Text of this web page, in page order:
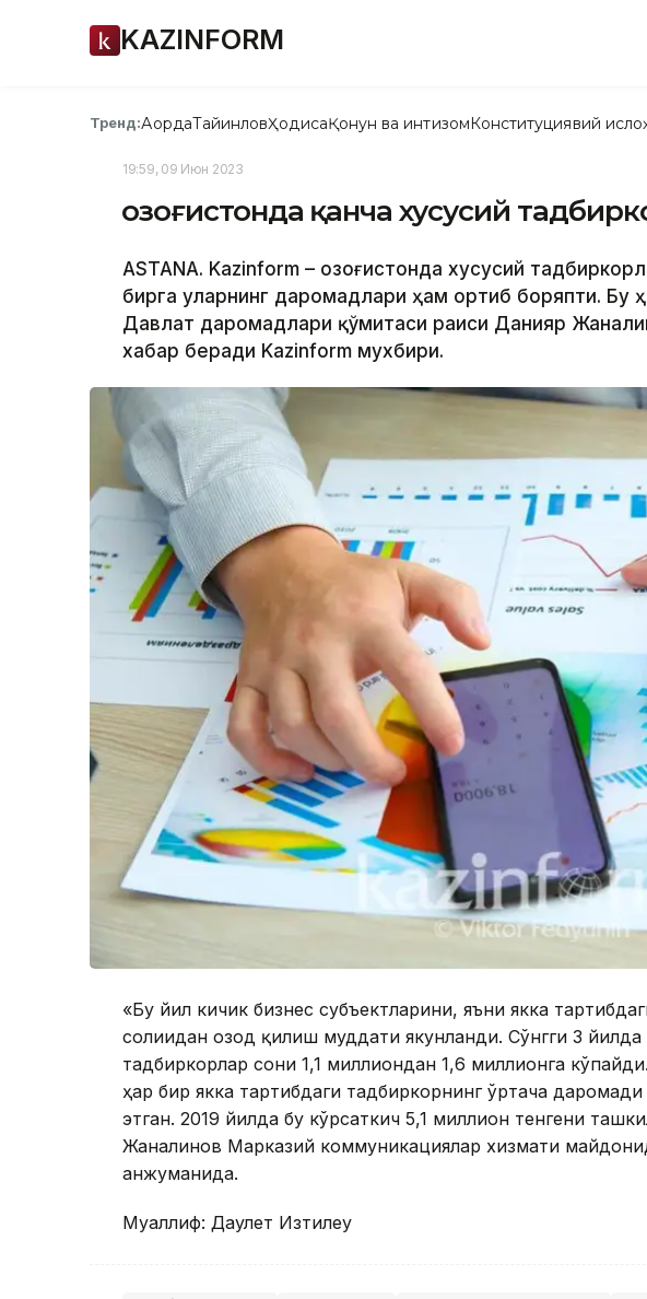
KAZINFORM
Тренд:АқордаТайинловҲодисаҚонун ва интизомКонституциявий
19:59, 09 Июн 2023
Қозоғистонда қанча хусусий
ASTANA. Kazinform – Қозоғистонда хусусий
бирга уларнинг даромадлари ҳам ортиб боряпти. Бу
Давлат даромадлари қўмитаси раиси Данияр
хабар беради Kazinform мухбири.
«Бу йил кичик бизнес субъектларини, яъни якка
солиғидан озод қилиш муддати якунланди. Сўнгги 3
тадбиркорлар сони 1,1 миллиондан 1,6 миллионга
ҳар бир якка тартибдаги тадбиркорнинг ўртача
этган. 2019 йилда бу кўрсаткич 5,1 миллион тенгени
Жаналинов Марказий коммуникациялар хизмати
анжуманида.
Муаллиф: Даулет Изтилеу